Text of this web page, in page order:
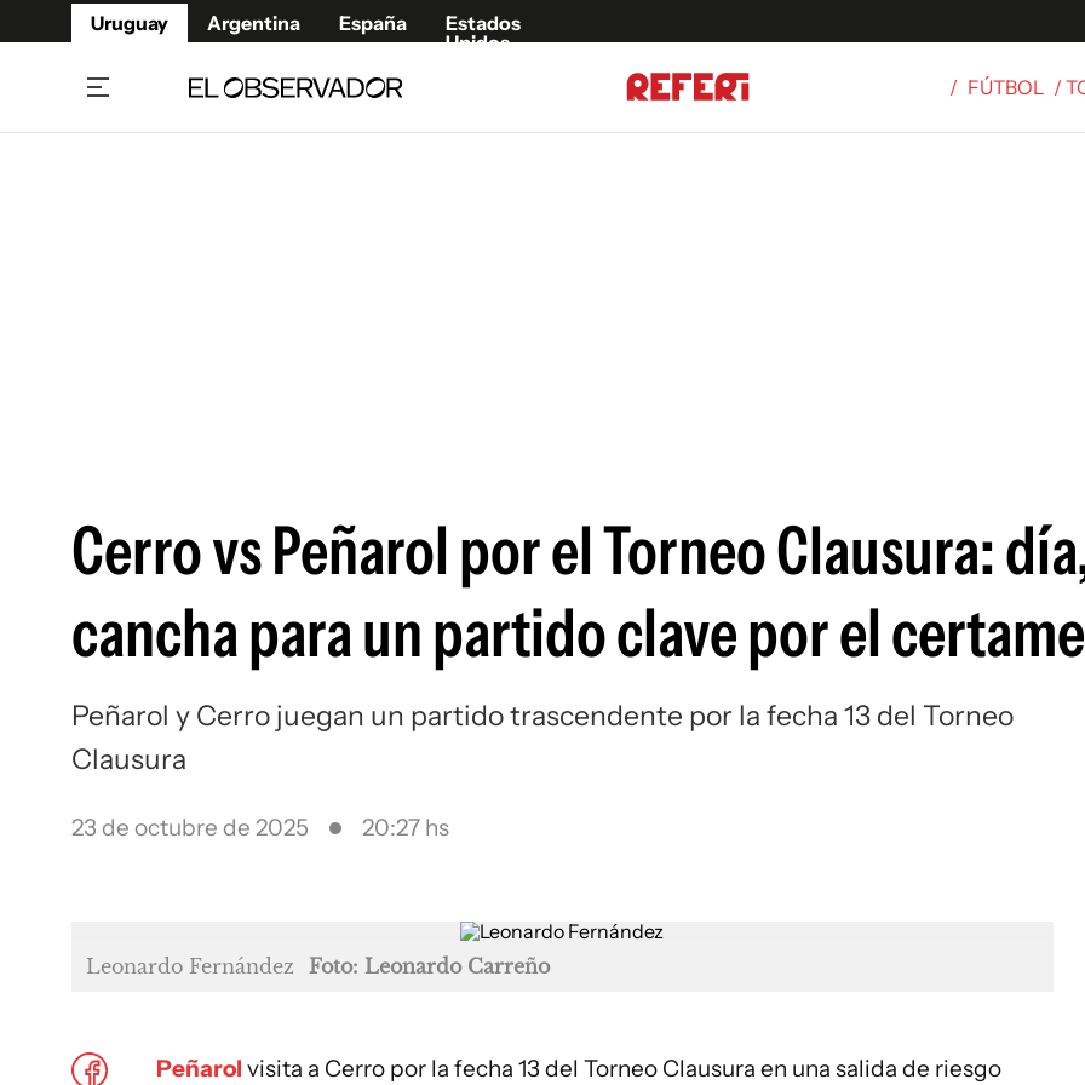
Uruguay Argentina España
Estados
Unidos
/ FÚTBOL /
Cerro vs Peñarol por el Torneo Clausura:
cancha para un partido clave por el
Peñarol y Cerro juegan un partido trascendente por la fecha 13 del Torneo
Clausura
23 de octubre de 2025 20:27 hs
Leonardo Fernández Foto: Leonardo Carreño
Peñarol visita a Cerro por la fecha 13 del Torneo Clausura en una salida de riesgo